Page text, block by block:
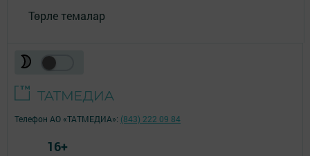
Төрле темалар
Телефон АО «ТАТМЕДИА»: (843) 222 09 84
16+